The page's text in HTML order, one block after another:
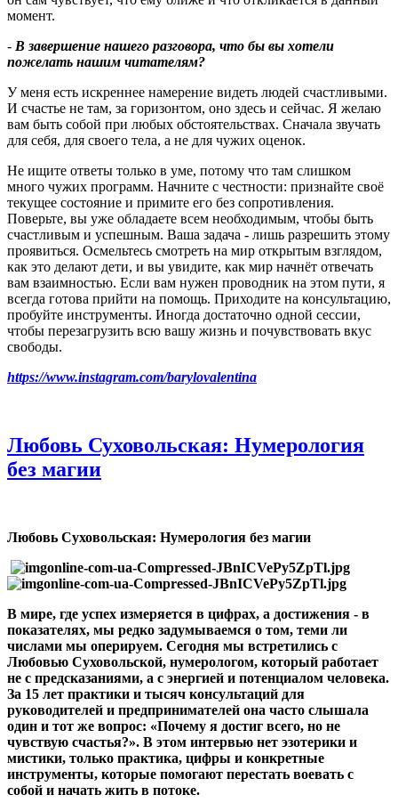
момент.
- В завершение нашего разговора, что бы вы хотели
пожелать нашим читателям?
У меня есть искреннее намерение видеть людей счастливыми.
И счастье не там, за горизонтом, оно здесь и сейчас. Я желаю
вам быть собой при любых обстоятельствах. Сначала звучать
для себя, для своего тела, а не для чужих оценок.
Не ищите ответы только в уме, потому что там слишком
много чужих программ. Начните с честности: признайте своё
текущее состояние и примите его без сопротивления.
Поверьте, вы уже обладаете всем необходимым, чтобы быть
счастливым и успешным. Ваша задача - лишь разрешить этому
проявиться. Осмельтесь смотреть на мир открытым взглядом,
как это делают дети, и вы увидите, как мир начнёт отвечать
вам взаимностью. Если вам нужен проводник на этом пути, я
всегда готова прийти на помощь. Приходите на консультацию,
пробуйте инструменты. Иногда достаточно одной сессии,
чтобы перезагрузить всю вашу жизнь и почувствовать вкус
свободы.
https://www.instagram.com/barylovalentina
Любовь Суховольская: Нумерология
без магии
Любовь Суховольская: Нумерология без магии
В мире, где успех измеряется в цифрах, а достижения - в
показателях, мы редко задумываемся о том, теми ли
числами мы оперируем. Сегодня мы встретились с
Любовью Суховольской, нумерологом, который работает
не с предсказаниями, а с энергией и потенциалом человека.
За 15 лет практики и тысяч консультаций для
руководителей и предпринимателей она часто слышала
один и тот же вопрос: «Почему я достиг всего, но не
чувствую счастья?». В этом интервью нет эзотерики и
мистики, только практика, цифры и конкретные
инструменты, которые помогают перестать воевать с
собой и начать жить в потоке.